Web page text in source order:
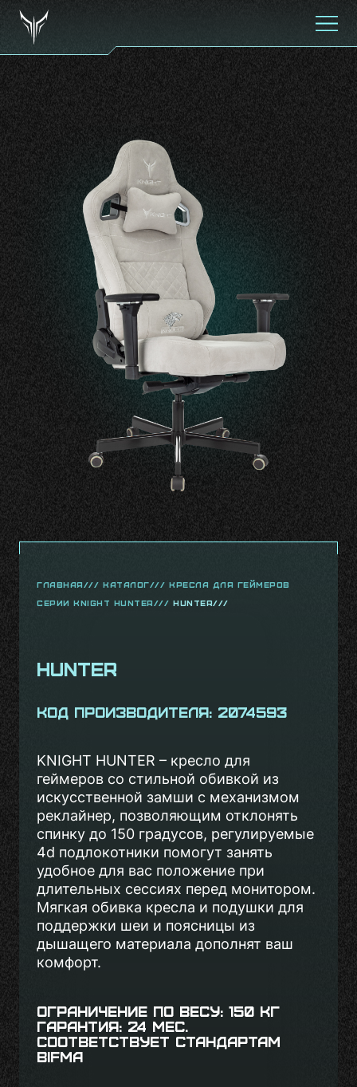
главная/// Каталог/// Кресла для геймеров
серии Knight Hunter/// Hunter///
Hunter
Код производителя: 2074593
KNIGHT HUNTER – кресло для
геймеров со стильной обивкой из
искусственной замши с механизмом
реклайнер, позволяющим отклонять
спинку до 150 градусов, регулируемые
4d подлокотники помогут занять
удобное для вас положение при
длительных сессиях перед монитором.
Мягкая обивка кресла и подушки для
поддержки шеи и поясницы из
дышащего материала дополнят ваш
комфорт.
Ограничение по весу: 150 кг
Гарантия: 24 мес.
Соответствует стандартам
BIFMA